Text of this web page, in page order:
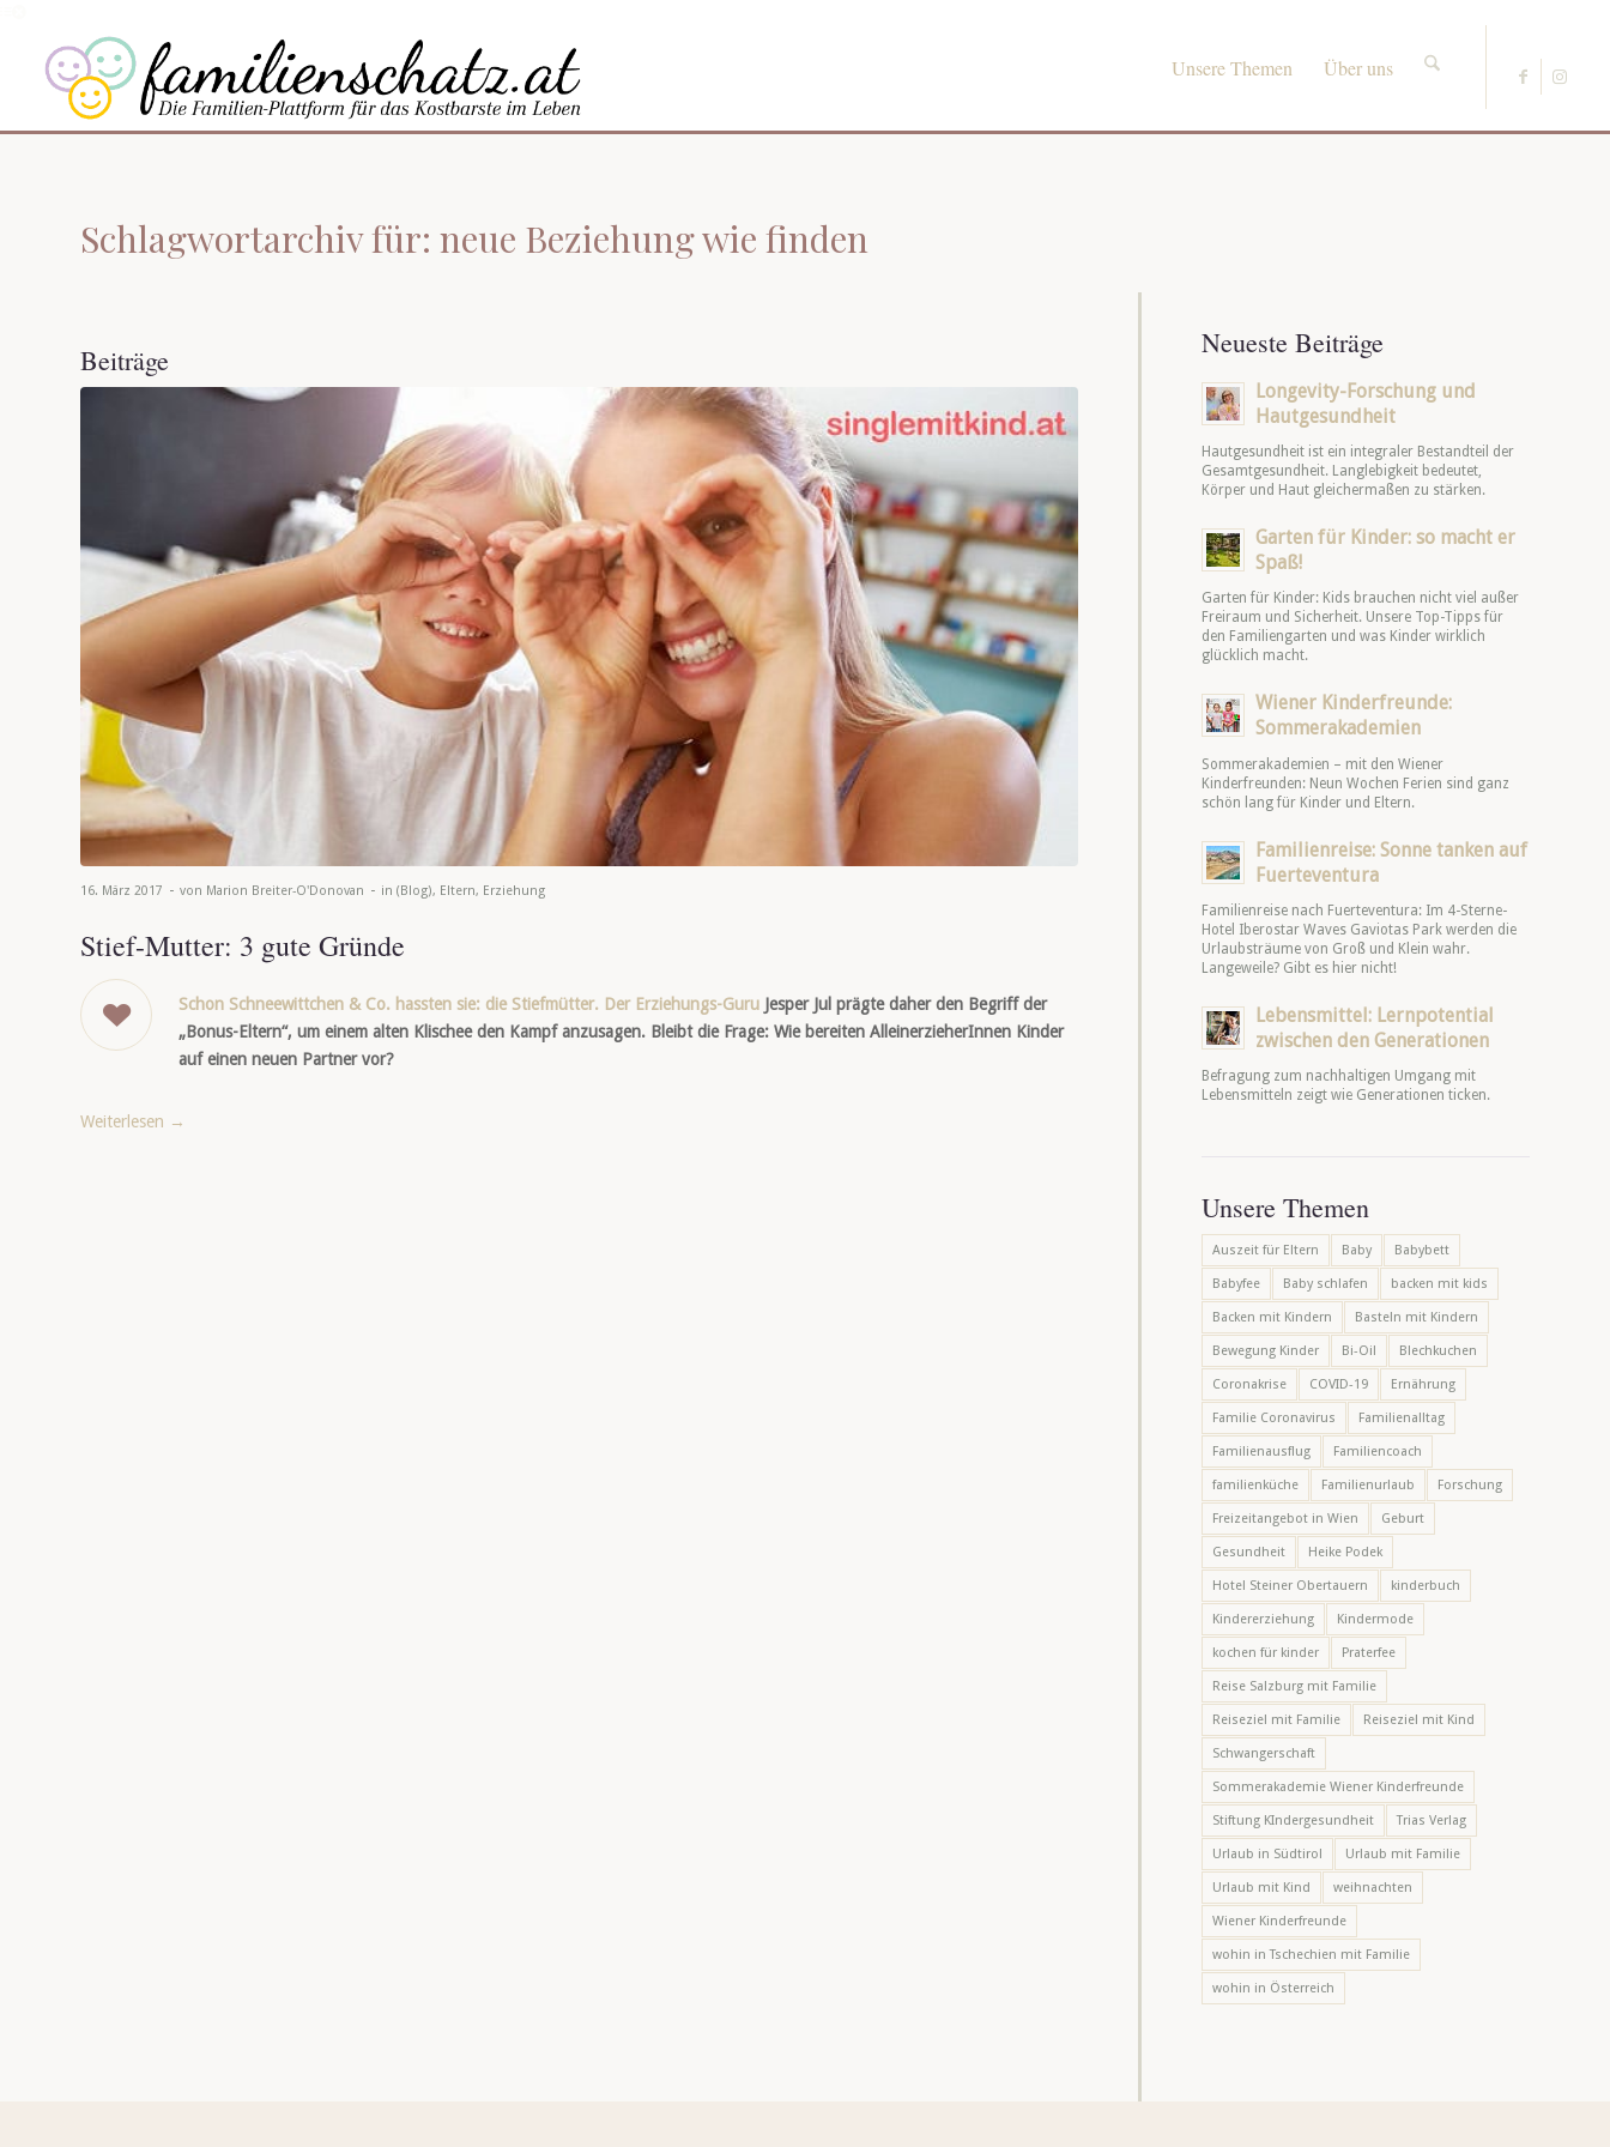
Unsere Themen Über uns
Schlagwortarchiv für: neue Beziehung wie finden
Beiträge
16. März 2017 - von Marion Breiter-O'Donovan - in (Blog), Eltern, Erziehung
Stief-Mutter: 3 gute Gründe
Schon Schneewittchen & Co. hassten sie: die Stiefmütter. Der Erziehungs-Guru Jesper Jul prägte daher den Begriff der
„Bonus-Eltern“, um einem alten Klischee den Kampf anzusagen. Bleibt die Frage: Wie bereiten AlleinerzieherInnen Kinder
auf einen neuen Partner vor?
Weiterlesen →
Neueste Beiträge
Longevity-Forschung und
Hautgesundheit
Hautgesundheit ist ein integraler Bestandteil der
Gesamtgesundheit. Langlebigkeit bedeutet,
Körper und Haut gleichermaßen zu stärken.
Garten für Kinder: so macht er
Spaß!
Garten für Kinder: Kids brauchen nicht viel außer
Freiraum und Sicherheit. Unsere Top-Tipps für
den Familiengarten und was Kinder wirklich
glücklich macht.
Wiener Kinderfreunde:
Sommerakademien
Sommerakademien – mit den Wiener
Kinderfreunden: Neun Wochen Ferien sind ganz
schön lang für Kinder und Eltern.
Familienreise: Sonne tanken auf
Fuerteventura
Familienreise nach Fuerteventura: Im 4-Sterne-
Hotel Iberostar Waves Gaviotas Park werden die
Urlaubsträume von Groß und Klein wahr.
Langeweile? Gibt es hier nicht!
Lebensmittel: Lernpotential
zwischen den Generationen
Befragung zum nachhaltigen Umgang mit
Lebensmitteln zeigt wie Generationen ticken.
Unsere Themen
Auszeit für Eltern Baby Babybett
Babyfee Baby schlafen backen mit kids
Backen mit Kindern Basteln mit Kindern
Bewegung Kinder Bi-Oil Blechkuchen
Coronakrise COVID-19 Ernährung
Familie Coronavirus Familienalltag
Familienausflug Familiencoach
familienküche Familienurlaub Forschung
Freizeitangebot in Wien Geburt
Gesundheit Heike Podek
Hotel Steiner Obertauern kinderbuch
Kindererziehung Kindermode
kochen für kinder Praterfee
Reise Salzburg mit Familie
Reiseziel mit Familie Reiseziel mit Kind
Schwangerschaft
Sommerakademie Wiener Kinderfreunde
Stiftung KIndergesundheit Trias Verlag
Urlaub in Südtirol Urlaub mit Familie
Urlaub mit Kind weihnachten
Wiener Kinderfreunde
wohin in Tschechien mit Familie
wohin in Österreich